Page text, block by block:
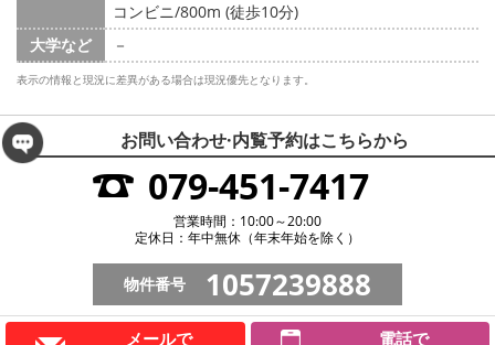
コンビニ/800m (徒歩10分)
大学など
－
表示の情報と現況に差異がある場合は現況優先となります。
お問い合わせ·内覧予約はこちらから
079-451-7417
営業時間：10:00～20:00
定休日：年中無休（年末年始を除く）
物件番号 1057239888
メールで 電話で